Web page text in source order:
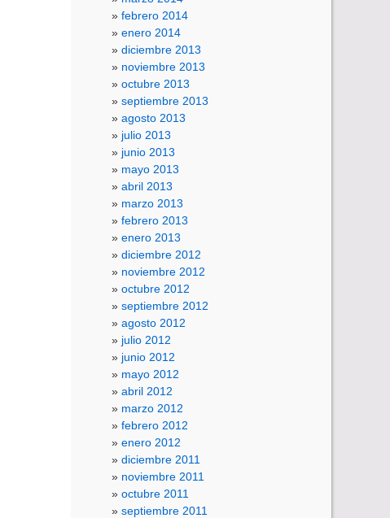
febrero 2014
enero 2014
diciembre 2013
noviembre 2013
octubre 2013
septiembre 2013
agosto 2013
julio 2013
junio 2013
mayo 2013
abril 2013
marzo 2013
febrero 2013
enero 2013
diciembre 2012
noviembre 2012
octubre 2012
septiembre 2012
agosto 2012
julio 2012
junio 2012
mayo 2012
abril 2012
marzo 2012
febrero 2012
enero 2012
diciembre 2011
noviembre 2011
octubre 2011
septiembre 2011